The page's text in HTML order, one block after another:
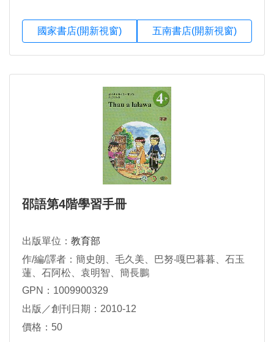
國家書店(開新視窗) 五南書店(開新視窗)
邵語第4階學習手冊
出版單位： 教育部
作/編/譯者：簡史朗、毛久美、巴努‧嘎巴暮暮、石玉
蓮、石阿松、袁明智、簡長鵬
GPN：1009900329
出版／創刊日期：2010-12
價格：50